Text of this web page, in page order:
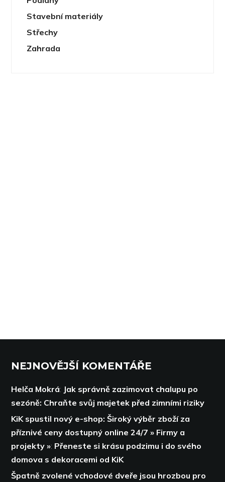
Stavební materiály
Střechy
Zahrada
NEJNOVĚJŠÍ KOMENTÁŘE
Helča Mokrá: Jak správně zazimovat chalupu po
sezóně: Chraňte svůj majetek před zimními riziky
KiK spustil nový e-shop: Široký výběr zboží za
příznivé ceny dostupný online 24/7 » Firmy a
projekty »: Přeneste si krásu podzimu i do svého
domova s dekoracemi od KiK
Špatně zvolené vchodové dveře jsou hrozbou pro